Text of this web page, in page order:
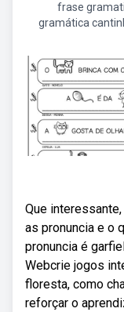
frase
gramática
Que
as pronuncia e o
pronuncia é
Webcrie jogos
floresta, como
reforçar o